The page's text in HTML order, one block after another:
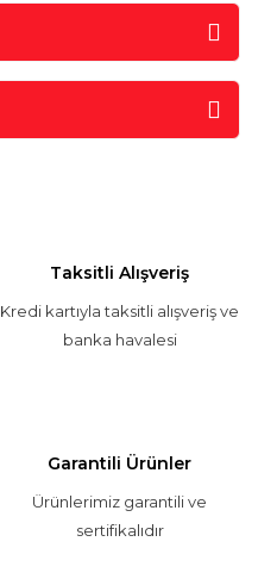
Taksitli Alışveriş
Kredi kartıyla taksitli alışveriş ve
banka havalesi
Garantili Ürünler
Ürünlerimiz garantili ve
sertifikalıdır